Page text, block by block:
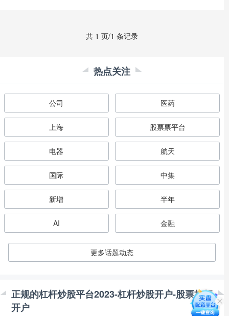
共 1 页/1 条记录
热点关注
公司 医药
上海 股票票平台
电器 航天
国际 中集
新增 半年
AI 金融
更多话题动态
正规的杠杆炒股平台2023-杠杆炒股开户-股票杠杆
开户